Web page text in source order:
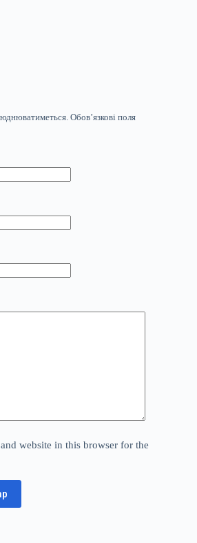
Обов’язкові поля
website in this browser for the